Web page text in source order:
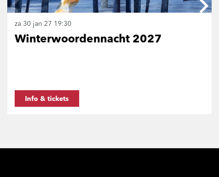
Winterwoordennacht 2027
za 30 jan 27 19:30
Info & tickets